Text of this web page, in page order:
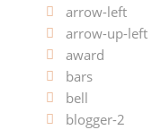
arrow-left
arrow-up-left
award
bars
bell
blogger-2